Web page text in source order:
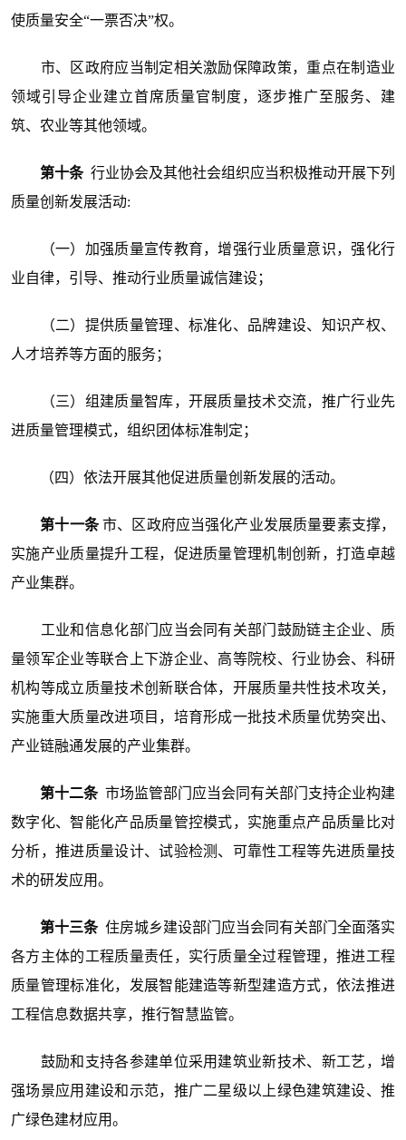
使质量安全“一票否决”权。
市、区政府应当制定相关激励保障政策，重点在制造业
领域引导企业建立首席质量官制度，逐步推广至服务、建
筑、农业等其他领域。
第十条 行业协会及其他社会组织应当积极推动开展下列
质量创新发展活动:
（一）加强质量宣传教育，增强行业质量意识，强化行
业自律，引导、推动行业质量诚信建设；
（二）提供质量管理、标准化、品牌建设、知识产权、
人才培养等方面的服务；
（三）组建质量智库，开展质量技术交流，推广行业先
进质量管理模式，组织团体标准制定；
（四）依法开展其他促进质量创新发展的活动。
第十一条市、区政府应当强化产业发展质量要素支撑，
实施产业质量提升工程，促进质量管理机制创新，打造卓越
产业集群。
工业和信息化部门应当会同有关部门鼓励链主企业、质
量领军企业等联合上下游企业、高等院校、行业协会、科研
机构等成立质量技术创新联合体，开展质量共性技术攻关，
实施重大质量改进项目，培育形成一批技术质量优势突出、
产业链融通发展的产业集群。
第十二条 市场监管部门应当会同有关部门支持企业构建
数字化、智能化产品质量管控模式，实施重点产品质量比对
分析，推进质量设计、试验检测、可靠性工程等先进质量技
术的研发应用。
第十三条住房城乡建设部门应当会同有关部门全面落实
各方主体的工程质量责任，实行质量全过程管理，推进工程
质量管理标准化，发展智能建造等新型建造方式，依法推进
工程信息数据共享，推行智慧监管。
鼓励和支持各参建单位采用建筑业新技术、新工艺，增
强场景应用建设和示范，推广二星级以上绿色建筑建设、推
广绿色建材应用。